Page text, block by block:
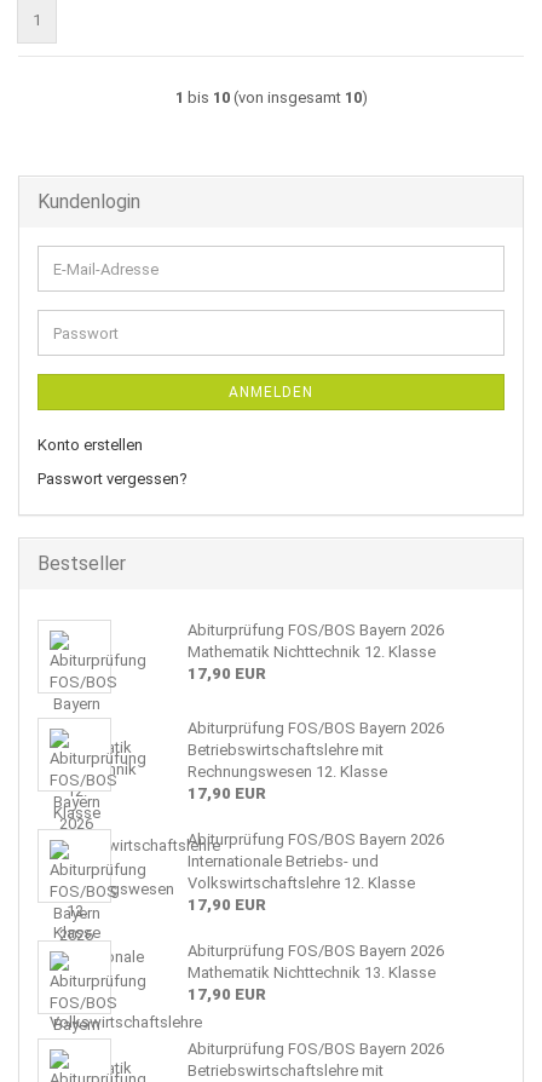
1
1 bis 10(von insgesamt 10)
Kundenlogin
E-
Mail-
Adresse
Passwort
ANMELDEN
Konto erstellen
Passwort vergessen?
Bestseller
Abiturprüfung FOS/BOS Bayern 2026
Mathematik Nichttechnik 12. Klasse
17,90 EUR
Abiturprüfung FOS/BOS Bayern 2026
Betriebswirtschaftslehre mit
Rechnungswesen 12. Klasse
17,90 EUR
Abiturprüfung FOS/BOS Bayern 2026
Internationale Betriebs- und
Volkswirtschaftslehre 12. Klasse
17,90 EUR
Abiturprüfung FOS/BOS Bayern 2026
Mathematik Nichttechnik 13. Klasse
17,90 EUR
Abiturprüfung FOS/BOS Bayern 2026
Betriebswirtschaftslehre mit